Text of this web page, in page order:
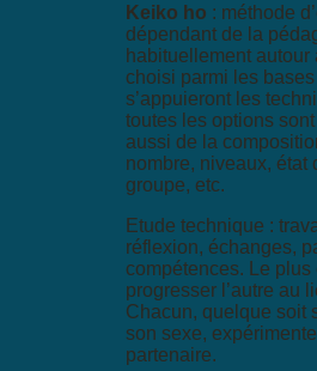
Keiko ho : méthode
dépendant de la
habituellement autour
choisi parmi les
s’appuieront les
toutes les options
aussi de la
nombre, niveaux, état
groupe, etc.
Etude technique :
réflexion, échanges,
compétences. Le
progresser l’autre au
Chacun, quelque soit
son sexe,
partenaire.